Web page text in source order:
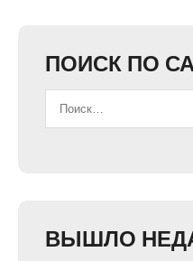
ПОИСК ПО
ВЫШЛО